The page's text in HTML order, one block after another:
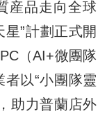
品走向全球
”計劃正式開
（AI+微團隊
以“小團隊靈
助力普蘭店外